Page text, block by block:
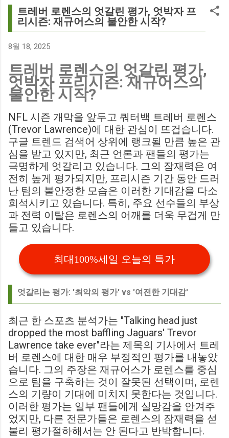
다음과 같습니다. The 9 players set to miss Southampton v
Birmingham City ft £7m striker Damion Downs : 사우스햄튼과
버밍엄 시티 경기에서 총 9명의 선수가 결장할 예정이며, 특히
700만 파운드 스트라이커 데미언 다운스의 결장은 사우스햄튼
Birmingham City LIVE Score Updates in EFL Championship
Match : 경기 당일 실시간 스코어 업데이트를 제공하는 뉴스로,
팬들의 높은 관심도를 반영합니다. Chris Davies: Birmingham
City boss says his side have to try to "be themselves" away
from home : 버밍엄 시티의 크리스 데이비스 감독은 원정 경기
에서 팀 고유의 색깔을 유지하는 것이 중요하다고 강조했습니
다. ...
트레버 로렌스의 엇갈린 평가, 엇박자 프
리시즌: 재규어스의 불안한 시작?
8월 18, 2025
트레버 로렌스의 엇갈린 평가,
엇박자 프리시즌: 재규어스의
불안한 시작?
NFL 시즌 개막을 앞두고 쿼터백 트레버 로렌스
(Trevor Lawrence)에 대한 관심이 뜨겁습니다.
구글 트렌드 검색어 상위에 랭크될 만큼 높은 관
심을 받고 있지만, 최근 언론과 팬들의 평가는
극명하게 엇갈리고 있습니다. 그의 잠재력은 여
전히 높게 평가되지만, 프리시즌 기간 동안 드러
난 팀의 불안정한 모습은 이러한 기대감을 다소
희석시키고 있습니다. 특히, 주요 선수들의 부상
과 전력 이탈은 로렌스의 어깨를 더욱 무겁게 만
들고 있습니다.
최대100%세일 오늘의 특가
엇갈리는 평가: '최악의 평가' vs '여전한 기대감'
최근 한 스포츠 분석가는 "Talking head just
dropped the most baffling Jaguars' Trevor
Lawrence take ever"라는 제목의 기사에서 트레
버 로렌스에 대한 매우 부정적인 평가를 내놓았
습니다. 그의 주장은 재규어스가 로렌스를 중심
으로 팀을 구축하는 것이 잘못된 선택이며, 로렌
스의 기량이 기대에 미치지 못한다는 것입니다.
이러한 평가는 일부 팬들에게 실망감을 안겨주
었지만, 다른 전문가들은 로렌스의 잠재력을 섣
불리 평가절하해서는 안 된다고 반박합니다.